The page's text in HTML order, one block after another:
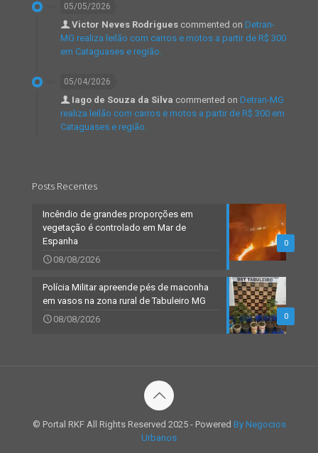
05/05/2026
Victor Neves Rodrigues commented on Detran-
MG realiza leilão com carros e motos a partir de R$ 300
em Cataguases e região.
05/04/2026
Iago de Souza da Silva commented on Detran-MG
realiza leilão com carros e motos a partir de R$ 300 em
Cataguases e região.
Posts Recentes
0
Incêndio de grandes proporções em
vegetação é controlado em Mar de
Espanha
08/08/2026
0
Polícia Militar apreende pés de maconha
em vasos na zona rural de Tabuleiro MG
08/08/2026
© Portal RKF All Rights Reserved 2025 - Powered By Negocios
Urbanos